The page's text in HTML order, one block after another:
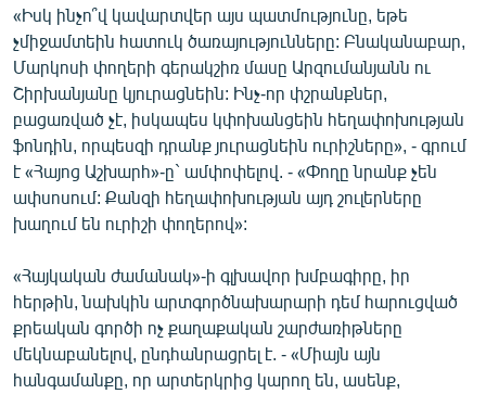
Հայերեն
English
Русский
ՀԵՏԵՎԵՔ ՄԵԶ
«Ազատության» բոլոր կայքերը
«Իսկ ինչո՞վ կավարտվեր այս պատմությունը, եթե
չմիջամտեին հատուկ ծառայությունները: Բնականաբար,
Մարկոսի փողերի գերակշիռ մասը Արզումանյանն ու
Շիրխանյանը կյուրացնեին: Ինչ-որ փշրանքներ,
բացառված չէ, իսկապես կփոխանցեին հեղափոխության
ֆոնդին, որպեսզի դրանք յուրացնեին ուրիշները», - գրում
է «Հայոց Աշխարհ»-ը` ամփոփելով. - «Փողը նրանք չեն
ափսոսում: Քանզի հեղափոխության այդ շուլերները
խաղում են ուրիշի փողերով»:
«Հայկական ժամանակ»-ի գլխավոր խմբագիրը, իր
հերթին, նախկին արտգործնախարարի դեմ հարուցված
քրեական գործի ոչ քաղաքական շարժառիթները
մեկնաբանելով, ընդհանրացրել է. - «Միայն այն
հանգամանքը, որ արտերկրից կարող են, ասենք,